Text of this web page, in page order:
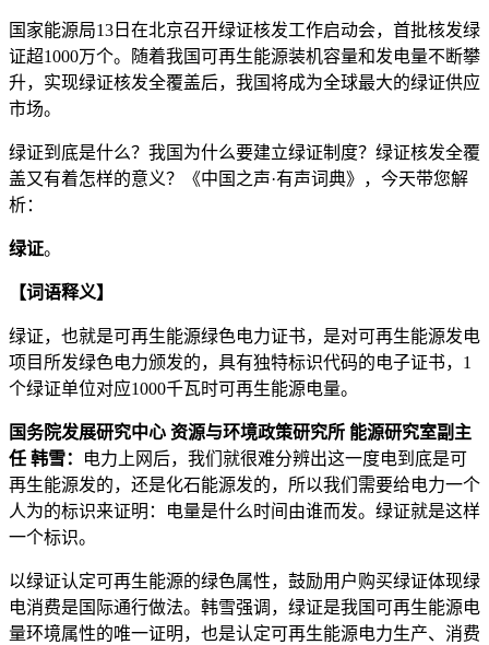
国家能源局13日在北京召开绿证核发工作启动会，首批核发绿
证超1000万个。随着我国可再生能源装机容量和发电量不断攀
升，实现绿证核发全覆盖后，我国将成为全球最大的绿证供应
市场。
绿证到底是什么？我国为什么要建立绿证制度？绿证核发全覆
盖又有着怎样的意义？《中国之声·有声词典》，今天带您解
析：
绿证。
【词语释义】
绿证，也就是可再生能源绿色电力证书，是对可再生能源发电
项目所发绿色电力颁发的，具有独特标识代码的电子证书，1
个绿证单位对应1000千瓦时可再生能源电量。
国务院发展研究中心 资源与环境政策研究所 能源研究室副主
任 韩雪：
电力上网后，我们就很难分辨出这一度电到底是可
再生能源发的，还是化石能源发的，所以我们需要给电力一个
人为的标识来证明：电量是什么时间由谁而发。绿证就是这样
一个标识。
以绿证认定可再生能源的绿色属性，鼓励用户购买绿证体现绿
电消费是国际通行做法。韩雪强调，绿证是我国可再生能源电
量环境属性的唯一证明，也是认定可再生能源电力生产、消费